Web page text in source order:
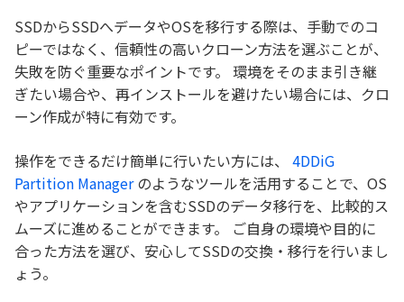
SSDからSSDへデータやOSを移行する際は、手動でのコ
ピーではなく、信頼性の高いクローン方法を選ぶことが、
失敗を防ぐ重要なポイントです。 環境をそのまま引き継
ぎたい場合や、再インストールを避けたい場合には、クロ
ーン作成が特に有効です。
操作をできるだけ簡単に行いたい方には、 4DDiG
Partition Managerのようなツールを活用することで、OS
やアプリケーションを含むSSDのデータ移行を、比較的ス
ムーズに進めることができます。 ご自身の環境や目的に
合った方法を選び、安心してSSDの交換・移行を行いまし
ょう。